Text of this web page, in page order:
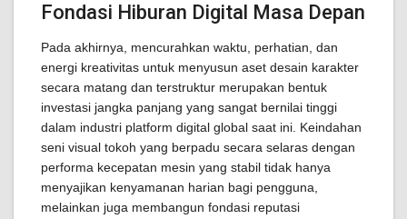
Fondasi Hiburan Digital Masa Depan
Pada akhirnya, mencurahkan waktu, perhatian, dan
energi kreativitas untuk menyusun aset desain karakter
secara matang dan terstruktur merupakan bentuk
investasi jangka panjang yang sangat bernilai tinggi
dalam industri platform digital global saat ini. Keindahan
seni visual tokoh yang berpadu secara selaras dengan
performa kecepatan mesin yang stabil tidak hanya
menyajikan kenyamanan harian bagi pengguna,
melainkan juga membangun fondasi reputasi